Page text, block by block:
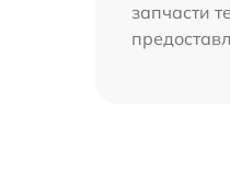
запчасти